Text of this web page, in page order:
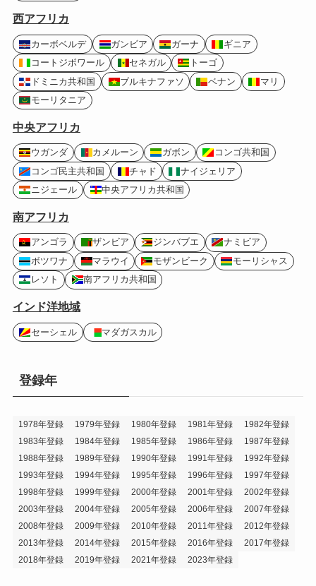
西アフリカ
カーボベルデ ガンビア ガーナ
ギニア
コートジボワール
セネガル
トーゴ
ドミニカ共和国
ブルキナファソ ベナン
マリ
モーリタニア
中央アフリカ
ウガンダ カメルーン ガボン
コンゴ共和国
コンゴ民主共和国
チャド
ナイジェリア
ニジェール
中央アフリカ共和国
南アフリカ
アンゴラ ザンビア ジンバブエ
ナミビア
ボツワナ
マラウイ モザンビーク
モーリシャス
レソト
南アフリカ共和国
インド洋地域
セーシェル マダガスカル
登録年
1978年登録 1979年登録 1980年登録 1981年登録
1982年登録
1983年登録
1984年登録 1985年登録 1986年登録
1987年登録
1988年登録
1989年登録 1990年登録 1991年登録
1992年登録
1993年登録
1994年登録 1995年登録 1996年登録
1997年登録
1998年登録
1999年登録 2000年登録 2001年登録
2002年登録
2003年登録
2004年登録 2005年登録 2006年登録
2007年登録
2008年登録
2009年登録 2010年登録 2011年登録
2012年登録
2013年登録
2014年登録 2015年登録 2016年登録
2017年登録
2018年登録
2019年登録 2021年登録 2023年登録